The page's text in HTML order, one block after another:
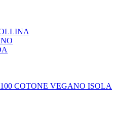
COTONE VEGANO ISOLA